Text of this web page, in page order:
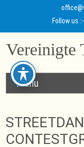
Follow us :-
Vereinigte
Menu